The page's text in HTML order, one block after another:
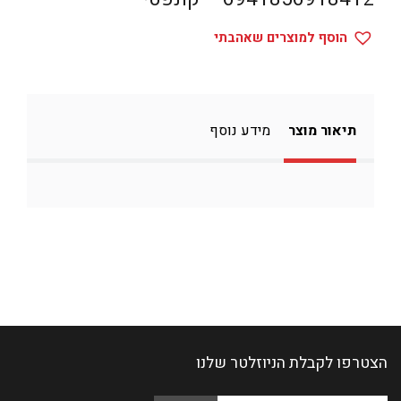
הוסף למוצרים שאהבתי
תיאור מוצר מידע נוסף
הצטרפו לקבלת הניוזלטר שלנו
Please